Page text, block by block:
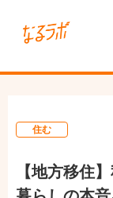
住む
【地方移住